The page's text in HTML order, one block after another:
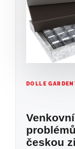
DOLLE
českou